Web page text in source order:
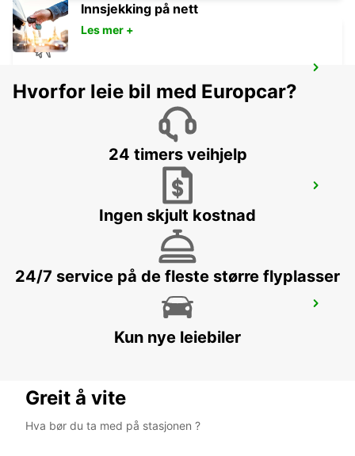
NAPOLI - ITALY
NAPLES RAILWAY STATION
NAPOLI - ITALY
Innsjekking på nett
Les mer +
Hvorfor leie bil med Europcar?
24 timers veihjelp
Ingen skjult kostnad
24/7 service på de fleste større flyplasser
Kun nye leiebiler
Greit å vite
Hva bør du ta med på stasjonen ?